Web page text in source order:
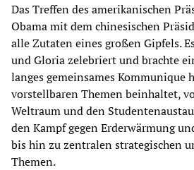
Das Treffen des amerikanischen
Obama mit dem chinesischen
alle Zutaten eines großen Gipfels.
und Gloria zelebriert und brachte
langes gemeinsames Kommunique
vorstellbaren Themen beinhaltet,
Weltraum und den
den Kampf gegen Erderwärmung
bis hin zu zentralen strategischen
Themen.